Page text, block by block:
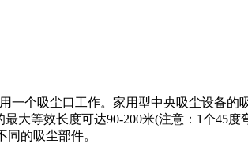
个吸尘口工作。家用型中央吸尘设备的
大等效长度可达90-200米(注意：1个45
的吸尘部件。